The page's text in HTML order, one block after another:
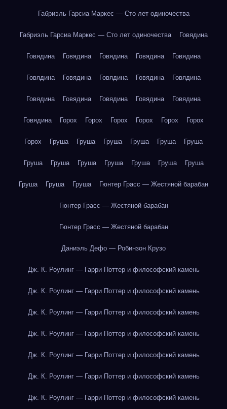
Габриэль Гарсиа Маркес — Сто лет одиночества
Габриэль Гарсиа Маркес — Сто лет одиночества Говядина
Говядина Говядина Говядина Говядина Говядина
Говядина Говядина Говядина Говядина Говядина
Говядина Говядина Говядина Говядина Говядина
Говядина Горох Горох Горох Горох Горох Горох
Горох Груша Груша Груша Груша Груша Груша
Груша Груша Груша Груша Груша Груша Груша
Груша Груша Груша Гюнтер Грасс — Жестяной барабан
Гюнтер Грасс — Жестяной барабан
Гюнтер Грасс — Жестяной барабан
Даниэль Дефо — Робинзон Крузо
Дж. К. Роулинг — Гарри Поттер и философский камень
Дж. К. Роулинг — Гарри Поттер и философский камень
Дж. К. Роулинг — Гарри Поттер и философский камень
Дж. К. Роулинг — Гарри Поттер и философский камень
Дж. К. Роулинг — Гарри Поттер и философский камень
Дж. К. Роулинг — Гарри Поттер и философский камень
Дж. К. Роулинг — Гарри Поттер и философский камень